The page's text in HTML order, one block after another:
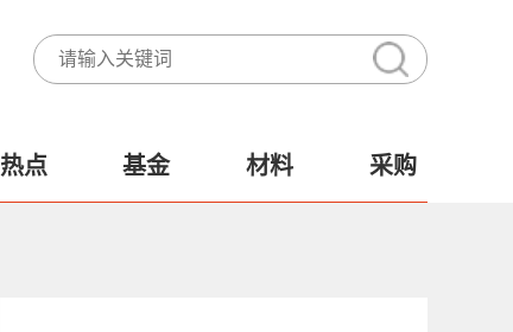
热点 基金 材料 采购